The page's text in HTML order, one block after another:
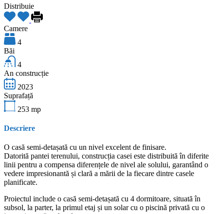
Distribuie
Camere
4
Băi
4
An construcție
2023
Suprafață
253 mp
Descriere
O casă semi-detașată cu un nivel excelent de finisare.
Datorită pantei terenului, construcția casei este distribuită în diferite
linii pentru a compensa diferențele de nivel ale solului, garantând o
vedere impresionantă și clară a mării de la fiecare dintre casele
planificate.
Proiectul include o casă semi-detașată cu 4 dormitoare, situată în
subsol, la parter, la primul etaj și un solar cu o piscină privată cu o